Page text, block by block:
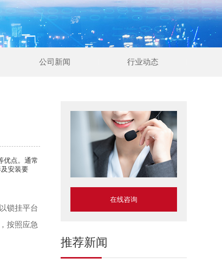
公司新闻 行业动态
优点。通常
安装要
锁挂平台
按照应急
在线咨询
推荐新闻